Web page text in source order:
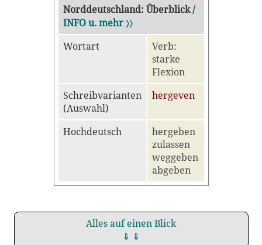
Norddeutschland: Überblick /
INFO u. mehr 〉〉
Wortart
Verb:
starke
Flexion
Schreibvarianten
(Auswahl)
hergeven
Hochdeutsch
hergeben
zulassen
weggeben
abgeben
Alles auf einen Blick
⇓ ⇓